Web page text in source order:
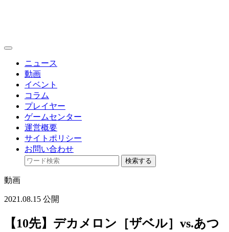
toggle
ニュース
動画
イベント
コラム
プレイヤー
ゲームセンター
運営概要
サイトポリシー
お問い合わせ
検索する
動画
2021.08.15 公開
【10先】デカメロン［ザベル］vs.あつ